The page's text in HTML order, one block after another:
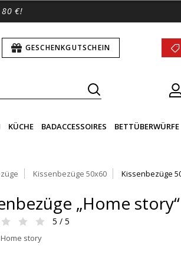
80 €!
GESCHENKGUTSCHEIN
KÜCHE BADACCESSOIRES BETTÜBERWÜRFE
Kissenbezüge 50x60 Kissenbezüge
„Home story“
5 / 5
story